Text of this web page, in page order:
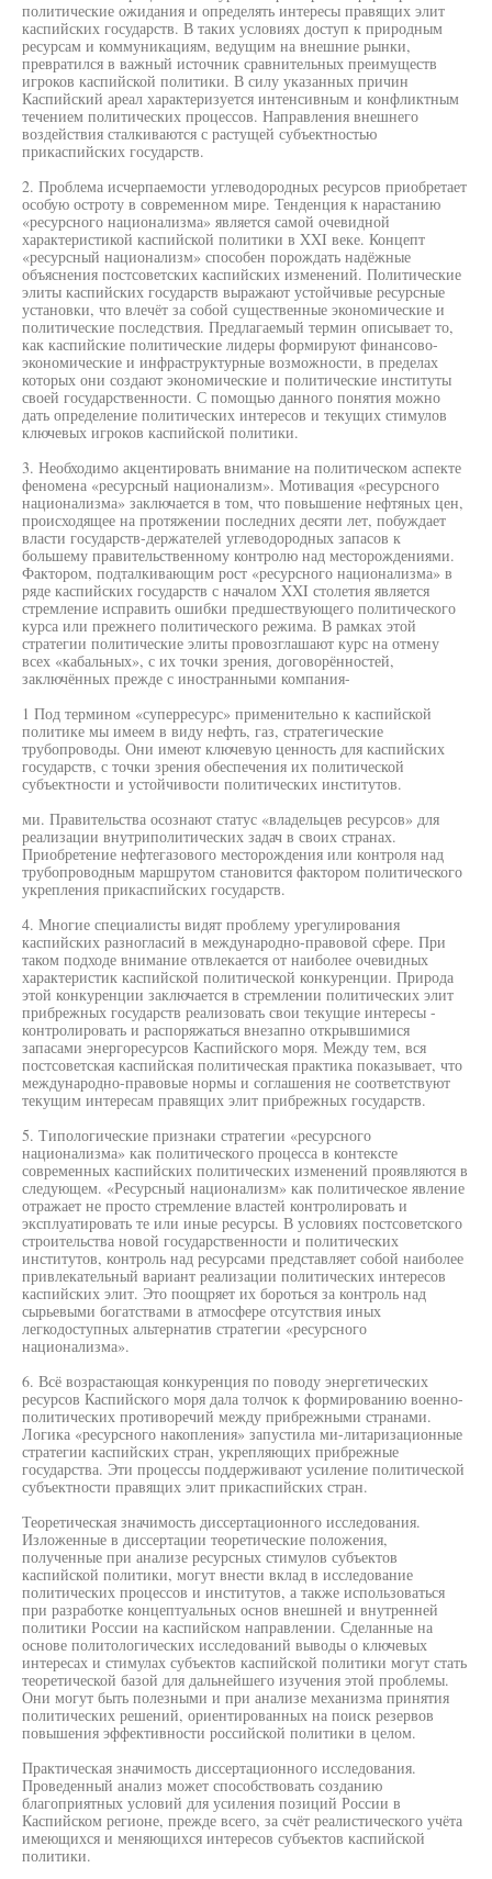
политические ожидания и определять интересы правящих элит
каспийских государств. В таких условиях доступ к природным
ресурсам и коммуникациям, ведущим на внешние рынки,
превратился в важный источник сравнительных преимуществ
игроков каспийской политики. В силу указанных причин
Каспийский ареал характеризуется интенсивным и конфликтным
течением политических процессов. Направления внешнего
воздействия сталкиваются с растущей субъектностью
прикаспийских государств.
2. Проблема исчерпаемости углеводородных ресурсов приобретает
особую остроту в современном мире. Тенденция к нарастанию
«ресурсного национализма» является самой очевидной
характеристикой каспийской политики в XXI веке. Концепт
«ресурсный национализм» способен порождать надёжные
объяснения постсоветских каспийских изменений. Политические
элиты каспийских государств выражают устойчивые ресурсные
установки, что влечёт за собой существенные экономические и
политические последствия. Предлагаемый термин описывает то,
как каспийские политические лидеры формируют финансово-
экономические и инфраструктурные возможности, в пределах
которых они создают экономические и политические институты
своей государственности. С помощью данного понятия можно
дать определение политических интересов и текущих стимулов
ключевых игроков каспийской политики.
3. Необходимо акцентировать внимание на политическом аспекте
феномена «ресурсный национализм». Мотивация «ресурсного
национализма» заключается в том, что повышение нефтяных цен,
происходящее на протяжении последних десяти лет, побуждает
власти государств-держателей углеводородных запасов к
большему правительственному контролю над месторождениями.
Фактором, подталкивающим рост «ресурсного национализма» в
ряде каспийских государств с началом XXI столетия является
стремление исправить ошибки предшествующего политического
курса или прежнего политического режима. В рамках этой
стратегии политические элиты провозглашают курс на отмену
всех «кабальных», с их точки зрения, договорённостей,
заключённых прежде с иностранными компания-
1 Под термином «суперресурс» применительно к каспийской
политике мы имеем в виду нефть, газ, стратегические
трубопроводы. Они имеют ключевую ценность для каспийских
государств, с точки зрения обеспечения их политической
субъектности и устойчивости политических институтов.
ми. Правительства осознают статус «владельцев ресурсов» для
реализации внутриполитических задач в своих странах.
Приобретение нефтегазового месторождения или контроля над
трубопроводным маршрутом становится фактором политического
укрепления прикаспийских государств.
4. Многие специалисты видят проблему урегулирования
каспийских разногласий в международно-правовой сфере. При
таком подходе внимание отвлекается от наиболее очевидных
характеристик каспийской политической конкуренции. Природа
этой конкуренции заключается в стремлении политических элит
прибрежных государств реализовать свои текущие интересы -
контролировать и распоряжаться внезапно открывшимися
запасами энергоресурсов Каспийского моря. Между тем, вся
постсоветская каспийская политическая практика показывает, что
международно-правовые нормы и соглашения не соответствуют
текущим интересам правящих элит прибрежных государств.
5. Типологические признаки стратегии «ресурсного
национализма» как политического процесса в контексте
современных каспийских политических изменений проявляются в
следующем. «Ресурсный национализм» как политическое явление
отражает не просто стремление властей контролировать и
эксплуатировать те или иные ресурсы. В условиях постсоветского
строительства новой государственности и политических
институтов, контроль над ресурсами представляет собой наиболее
привлекательный вариант реализации политических интересов
каспийских элит. Это поощряет их бороться за контроль над
сырьевыми богатствами в атмосфере отсутствия иных
легкодоступных альтернатив стратегии «ресурсного
национализма».
6. Всё возрастающая конкуренция по поводу энергетических
ресурсов Каспийского моря дала толчок к формированию военно-
политических противоречий между прибрежными странами.
Логика «ресурсного накопления» запустила ми-литаризационные
стратегии каспийских стран, укрепляющих прибрежные
государства. Эти процессы поддерживают усиление политической
субъектности правящих элит прикаспийских стран.
Теоретическая значимость диссертационного исследования.
Изложенные в диссертации теоретические положения,
полученные при анализе ресурсных стимулов субъектов
каспийской политики, могут внести вклад в исследование
политических процессов и институтов, а также использоваться
при разработке концептуальных основ внешней и внутренней
политики России на каспийском направлении. Сделанные на
основе политологических исследований выводы о ключевых
интересах и стимулах субъектов каспийской политики могут стать
теоретической базой для дальнейшего изучения этой проблемы.
Они могут быть полезными и при анализе механизма принятия
политических решений, ориентированных на поиск резервов
повышения эффективности российской политики в целом.
Практическая значимость диссертационного исследования.
Проведенный анализ может способствовать созданию
благоприятных условий для усиления позиций России в
Каспийском регионе, прежде всего, за счёт реалистического учёта
имеющихся и меняющихся интересов субъектов каспийской
политики.